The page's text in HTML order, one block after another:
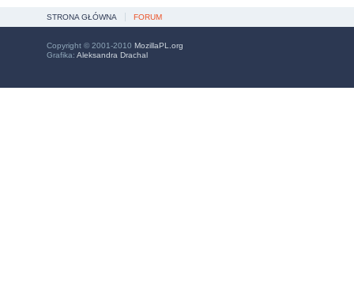
STRONA GŁÓWNA FORUM
Copyright © 2001-2010 MozillaPL.org
Grafika: Aleksandra Drachal